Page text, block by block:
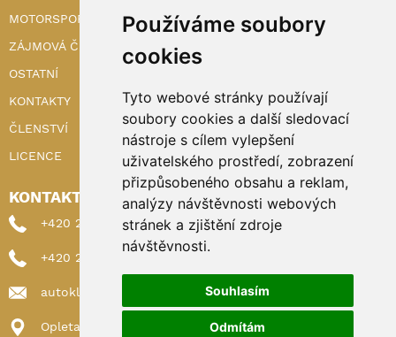
Používáme soubory
cookies
Tyto webové stránky používají
soubory cookies a další sledovací
nástroje s cílem vylepšení
uživatelského prostředí, zobrazení
přizpůsobeného obsahu a reklam,
analýzy návštěvnosti webových
stránek a zjištění zdroje
návštěvnosti.
Souhlasím
Odmítám
MOTORSPORT
ZÁJMOVÁ ČINNOST
OSTATNÍ
KONTAKTY
ČLENSTVÍ
LICENCE
KONTAKTY
+420 222 898 224 (sekretariat)
+420 222 898 221 (členství)
autoklub@autoklub.cz
Opletalova 1337/29, 110 00 Praha 1